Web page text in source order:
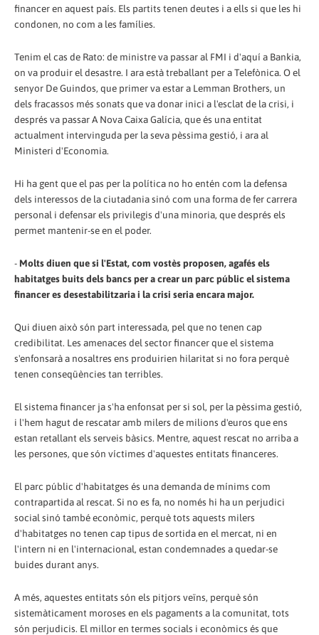
financer en aquest país. Els partits tenen deutes i a ells si que les hi
condonen, no com a les famílies.
Tenim el cas de Rato: de ministre va passar al FMI i d'aquí a Bankia,
on va produir el desastre. I ara està treballant per a Telefònica. O el
senyor De Guindos, que primer va estar a Lemman Brothers, un
dels fracassos més sonats que va donar inici a l'esclat de la crisi, i
després va passar A Nova Caixa Galícia, que és una entitat
actualment intervinguda per la seva pèssima gestió, i ara al
Ministeri d'Economia.
Hi ha gent que el pas per la política no ho entén com la defensa
dels interessos de la ciutadania sinó com una forma de fer carrera
personal i defensar els privilegis d'una minoria, que després els
permet mantenir-se en el poder.
- Molts diuen que si l'Estat, com vostès proposen, agafés els
habitatges buits dels bancs per a crear un parc públic el sistema
financer es desestabilitzaria i la crisi seria encara major.
Qui diuen això són part interessada, pel que no tenen cap
credibilitat. Les amenaces del sector financer que el sistema
s'enfonsarà a nosaltres ens produirien hilaritat si no fora perquè
tenen conseqüències tan terribles.
El sistema financer ja s'ha enfonsat per si sol, per la pèssima gestió,
i l'hem hagut de rescatar amb milers de milions d'euros que ens
estan retallant els serveis bàsics. Mentre, aquest rescat no arriba a
les persones, que són víctimes d'aquestes entitats financeres.
El parc públic d'habitatges és una demanda de mínims com
contrapartida al rescat. Si no es fa, no només hi ha un perjudici
social sinó també econòmic, perquè tots aquests milers
d'habitatges no tenen cap tipus de sortida en el mercat, ni en
l'intern ni en l'internacional, estan condemnades a quedar-se
buides durant anys.
A més, aquestes entitats són els pitjors veïns, perquè són
sistemàticament moroses en els pagaments a la comunitat, tots
són perjudicis. El millor en termes socials i econòmics és que